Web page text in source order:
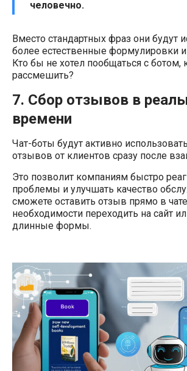
человечно.
Вместо стандартных фраз они будут
более естественные формулировки
Кто бы не хотел пообщаться с
рассмешить?
7. Сбор отзывов в
времени
Чат-боты будут активно
отзывов от клиентов сразу после
Это позволит компаниям быстро
проблемы и улучшать качество
сможете оставить отзыв прямо в
необходимости переходить на сайт
длинные формы.